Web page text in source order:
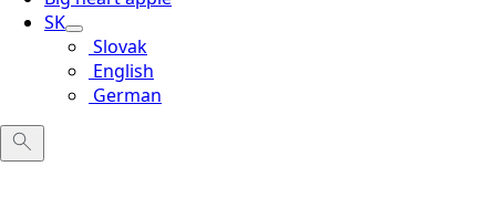
SK
Slovak
English
German